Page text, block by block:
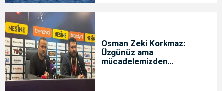
Osman Zeki Korkmaz:
Üzgünüz ama
mücadelemizden